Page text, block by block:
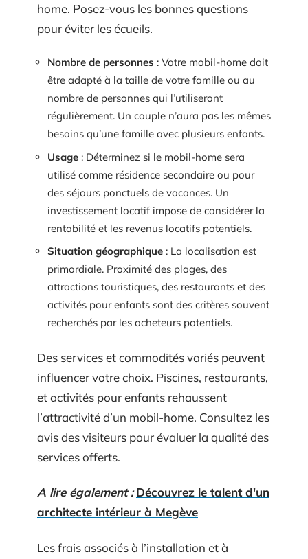
home. Posez-vous les bonnes questions
pour éviter les écueils.
Nombre de personnes : Votre mobil-home doit
être adapté à la taille de votre famille ou au
nombre de personnes qui l’utiliseront
régulièrement. Un couple n’aura pas les mêmes
besoins qu’une famille avec plusieurs enfants.
Usage : Déterminez si le mobil-home sera
utilisé comme résidence secondaire ou pour
des séjours ponctuels de vacances. Un
investissement locatif impose de considérer la
rentabilité et les revenus locatifs potentiels.
Situation géographique : La localisation est
primordiale. Proximité des plages, des
attractions touristiques, des restaurants et des
activités pour enfants sont des critères souvent
recherchés par les acheteurs potentiels.
Des services et commodités variés peuvent
influencer votre choix. Piscines, restaurants,
et activités pour enfants rehaussent
l’attractivité d’un mobil-home. Consultez les
avis des visiteurs pour évaluer la qualité des
services offerts.
A lire également : Découvrez le talent d'un
architecte intérieur à Megève
Les frais associés à l’installation et à